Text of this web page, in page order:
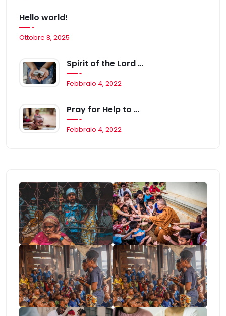
Hello world!
Ottobre 8, 2025
Spirit of the Lord is, From the New Life
Febbraio 4, 2022
Pray for Help to Save Mattia’s Life
Febbraio 4, 2022